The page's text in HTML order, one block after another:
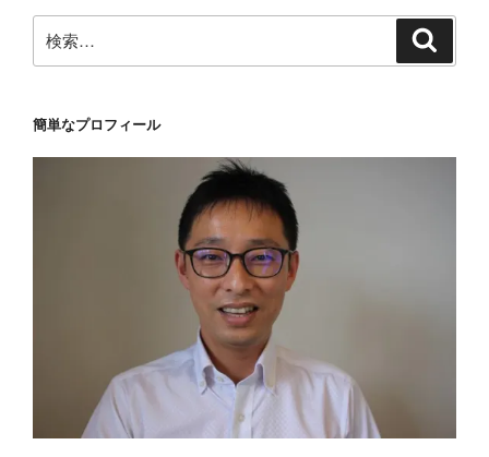
索:
簡単なプロフィール